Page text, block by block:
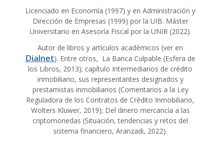
Licenciado en Economía (1997) y en Administración y
Dirección de Empresas (1999) por la UIB. Máster
Universitario en Asesoría Fiscal por la UNIR (2022).
Autor de libros y artículos académicos (ver en
Dialnet). Entre otros, La Banca Culpable (Esfera de
los Libros, 2013); capítulo Intermediarios de crédito
inmobiliario, sus representantes designados y
prestamistas inmobiliarios (Comentarios a la Ley
Reguladora de los Contratos de Crédito Inmobiliario,
Wolters Kluwer, 2019); Del dinero mercancía a las
criptomonedas (Situación, tendencias y retos del
sistema financiero, Aranzadi, 2022).